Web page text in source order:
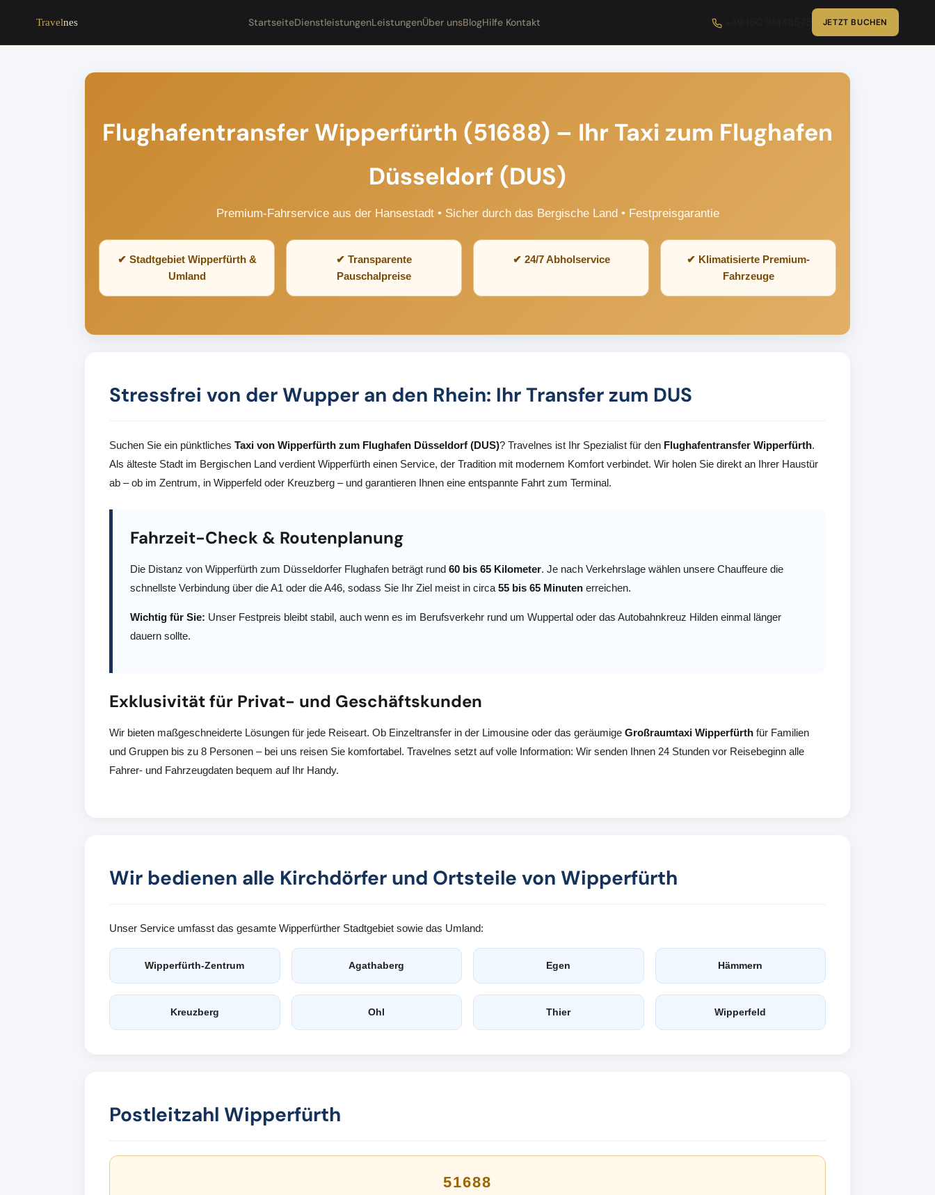
Travelnes StartseiteDienstleistungenLeistungenÜber unsBlogHilfe Kontakt +49 160 91448575 JETZT BUCHEN
Flughafentransfer Wipperfürth (51688) – Ihr Taxi zum Flughafen
Düsseldorf (DUS)
Premium-Fahrservice aus der Hansestadt • Sicher durch das Bergische Land • Festpreisgarantie
✔ Stadtgebiet Wipperfürth &
Umland
✔ Transparente
Pauschalpreise
✔ 24/7 Abholservice
✔ Klimatisierte Premium-
Fahrzeuge
Stressfrei von der Wupper an den Rhein: Ihr Transfer zum DUS
Suchen Sie ein pünktliches Taxi von Wipperfürth zum Flughafen Düsseldorf (DUS)? Travelnes ist Ihr Spezialist für den Flughafentransfer Wipperfürth.
Als älteste Stadt im Bergischen Land verdient Wipperfürth einen Service, der Tradition mit modernem Komfort verbindet. Wir holen Sie direkt an Ihrer Haustür
ab – ob im Zentrum, in Wipperfeld oder Kreuzberg – und garantieren Ihnen eine entspannte Fahrt zum Terminal.
Fahrzeit-Check & Routenplanung
Die Distanz von Wipperfürth zum Düsseldorfer Flughafen beträgt rund 60 bis 65 Kilometer. Je nach Verkehrslage wählen unsere Chauffeure die
schnellste Verbindung über die A1 oder die A46, sodass Sie Ihr Ziel meist in circa 55 bis 65 Minuten erreichen.
Wichtig für Sie: Unser Festpreis bleibt stabil, auch wenn es im Berufsverkehr rund um Wuppertal oder das Autobahnkreuz Hilden einmal länger
dauern sollte.
Exklusivität für Privat- und Geschäftskunden
Wir bieten maßgeschneiderte Lösungen für jede Reiseart. Ob Einzeltransfer in der Limousine oder das geräumige Großraumtaxi Wipperfürth für Familien
und Gruppen bis zu 8 Personen – bei uns reisen Sie komfortabel. Travelnes setzt auf volle Information: Wir senden Ihnen 24 Stunden vor Reisebeginn alle
Fahrer- und Fahrzeugdaten bequem auf Ihr Handy.
Wir bedienen alle Kirchdörfer und Ortsteile von Wipperfürth
Unser Service umfasst das gesamte Wipperfürther Stadtgebiet sowie das Umland:
Wipperfürth-Zentrum Agathaberg Egen Hämmern
Kreuzberg Ohl Thier Wipperfeld
Postleitzahl Wipperfürth
51688